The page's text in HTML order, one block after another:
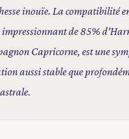
inouïe. La compatibilité
de 85%
Capricorne, est une
aussi stable que